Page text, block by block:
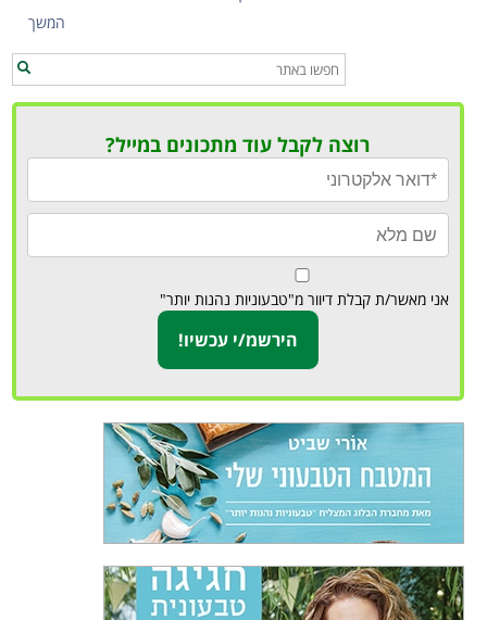
המשך
רוצה לקבל עוד מתכונים במייל?
אני מאשר/ת קבלת דיוור מ"טבעוניות נהנות יותר"